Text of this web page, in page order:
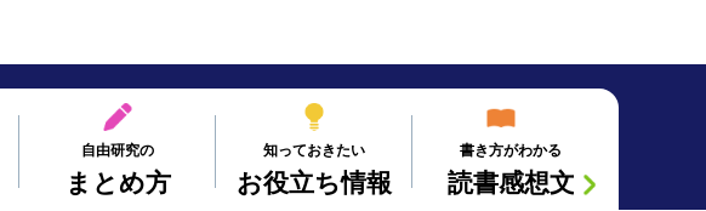
自由研究の
まとめ方
知っておきたい
お役立ち情報
書き方がわかる
読書感想文